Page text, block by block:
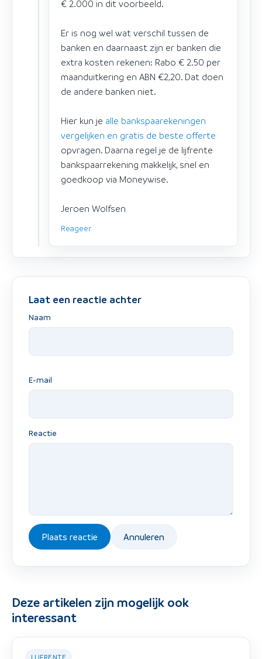
€ 2.000 in dit voorbeeld.
Er is nog wel wat verschil tussen de
banken en daarnaast zijn er banken die
extra kosten rekenen: Rabo € 2.50 per
maanduitkering en ABN €2,20. Dat doen
de andere banken niet.
Hier kun je alle bankspaarekeningen
vergelijken en gratis de beste offerte
opvragen. Daarna regel je de lijfrente
bankspaarrekening makkelijk, snel en
goedkoop via Moneywise.
Jeroen Wolfsen
Reageer
Laat een reactie achter
Naam
E-mail
Reactie
Plaats reactie Annuleren
Deze artikelen zijn mogelijk ook
interessant
LIJFRENTE